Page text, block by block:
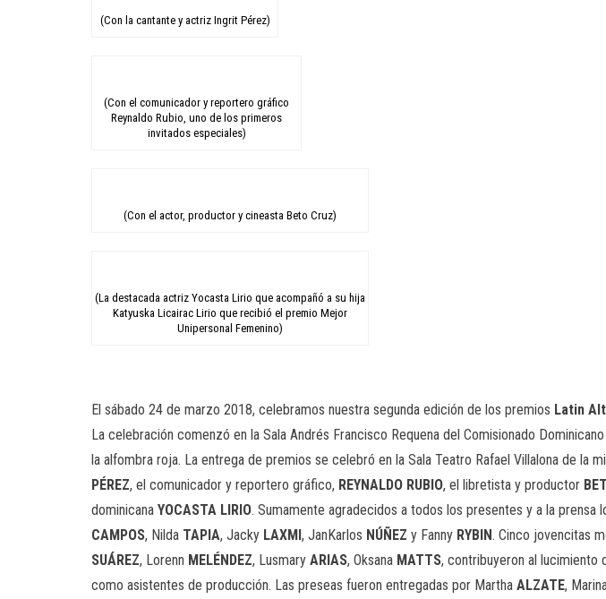
(Con la cantante y actriz Ingrit Pérez)
(Con el comunicador y reportero gráfico
Reynaldo Rubio, uno de los primeros
invitados especiales)
(Con el actor, productor y cineasta Beto Cruz)
(La destacada actriz Yocasta Lirio que acompañó a su hija
Katyuska Licairac Lirio que recibió el premio Mejor
Unipersonal Femenino)
El sábado 24 de marzo 2018, celebramos nuestra segunda edición de los premios Latin
La celebración comenzó en la Sala Andrés Francisco Requena del Comisionado
la alfombra roja. La entrega de premios se celebró en la Sala Teatro Rafael Villalona de la
PÉREZ, el comunicador y reportero gráfico, REYNALDO RUBIO, el libretista y productor
dominicana YOCASTA LIRIO. Sumamente agradecidos a todos los presentes y a la prensa
CAMPOS, Nilda TAPIA, Jacky LAXMI, JanKarlos NÚÑEZ y Fanny RYBIN. Cinco jovencitas
SUÁREZ, Lorenn MELÉNDEZ, Lusmary ARIAS, Oksana MATTS, contribuyeron al lucimiento
como asistentes de producción. Las preseas fueron entregadas por Martha ALZATE,